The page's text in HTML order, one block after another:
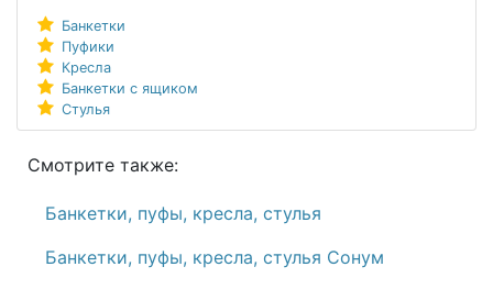
Банкетки
Пуфики
Кресла
Банкетки с ящиком
Стулья
Смотрите также:
Банкетки, пуфы, кресла, стулья
Банкетки, пуфы, кресла, стулья Сонум